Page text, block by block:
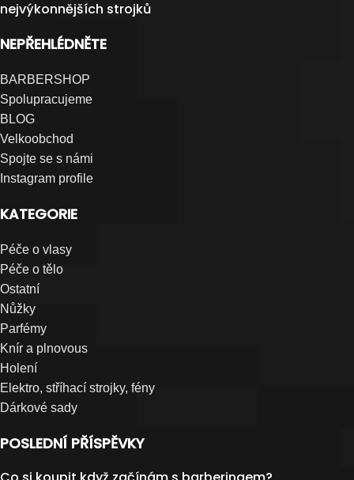
nejvýkonnějších strojků
NEPŘEHLÉDNĚTE
BARBERSHOP
Spolupracujeme
BLOG
Velkoobchod
Spojte se s námi
Instagram profile
KATEGORIE
Péče o vlasy
Péče o tělo
Ostatní
Nůžky
Parfémy
Knír a plnovous
Holení
Elektro, stříhací strojky, fény
Dárkové sady
POSLEDNÍ PŘÍSPĚVKY